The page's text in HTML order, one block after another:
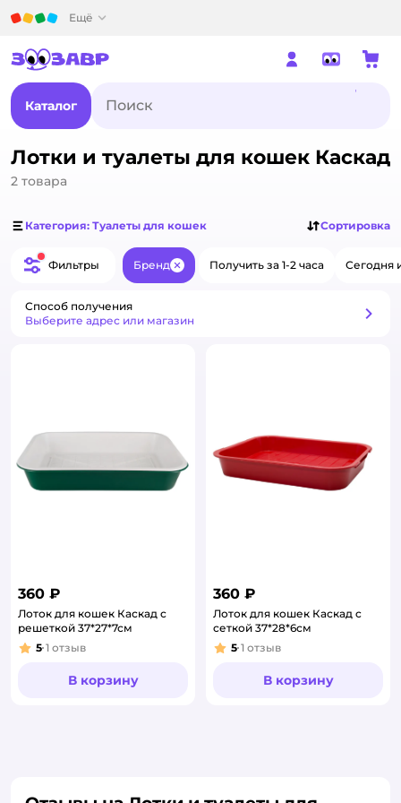
Ещё
Каталог
Лотки и туалеты для кошек Каскад
2 товара
Категория: Туалеты для кошек Сортировка
Фильтры Бренд ЗакрытьПолучить за 1-2 часа Сегодня
Способ получения
Выберите адрес или магазин
360 ₽
Лоток для кошек Каскад с
решеткой 37*27*7см
Рейтинг:
5 1 отзыв
В корзину
360 ₽
Лоток для кошек Каскад c
сеткой 37*28*6см
Рейтинг:
5 1 отзыв
В корзину